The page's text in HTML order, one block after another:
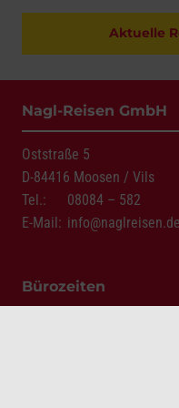
Aktuelle
Nagl-Reisen GmbH
Oststraße 5
D-84416 Moosen / Vils
Tel.:
E-Mail:
08084 – 582
info@naglreisen.de
Bürozeiten